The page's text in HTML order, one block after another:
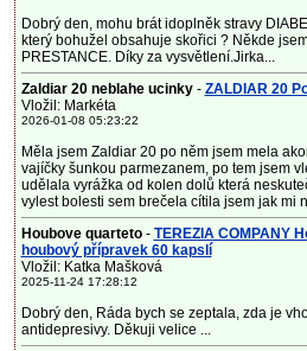
Dobrý den, mohu brát idoplněk stravy
který bohužel obsahuje skořici ? Někde
PRESTANCE. Díky za vysvětlení.Jirka...
Zaldiar 20 neblahe ucinky- ZALDIAR 20
Vložil: Markéta
2026-01-08 05:23:22
Měla jsem Zaldiar 20 po něm jsem mela
vajíčky šunkou parmezanem, po tem jsem
udělala vyrážka od kolen dolů která
vylest bolesti sem brečela cítila jsem jak mi
Houbove quarteto- TEREZIA COMPANY
houbový přípravek 60 kapslí
Vložil: Katka Mašková
2025-11-24 17:28:12
Dobrý den, Ráda bych se zeptala, zda je
antidepresivy. Děkuji velice ...